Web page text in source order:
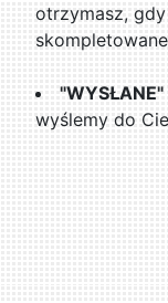
otrzymasz,
"WYSŁANE"
wyślemy do